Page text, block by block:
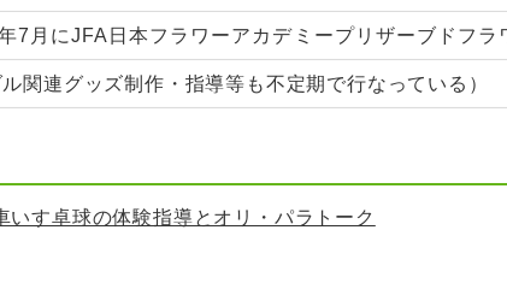
7月にJFA日本フラワーアカデミープリザーブドフ
関連グッズ制作・指導等も不定期で行なっている）
す卓球の体験指導とオリ・パラトーク